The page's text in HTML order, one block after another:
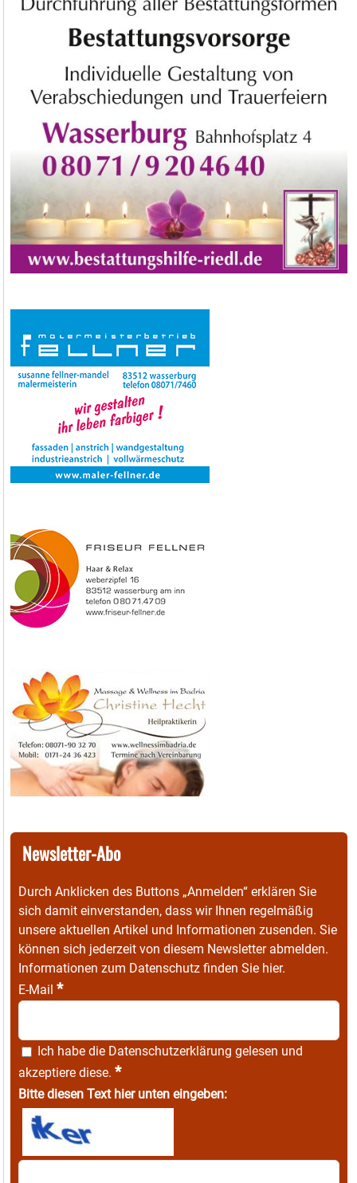
Newsletter-Abo
Durch Anklicken des Buttons „Anmelden“ erklären Sie
sich damit einverstanden, dass wir Ihnen regelmäßig
unsere aktuellen Artikel und Informationen zusenden. Sie
können sich jederzeit von diesem Newsletter abmelden.
Informationen zum Datenschutz finden Sie hier.
E-Mail *
Ich habe die Datenschutzerklärung gelesen und
akzeptiere diese. *
Bitte diesen Text hier unten eingeben: